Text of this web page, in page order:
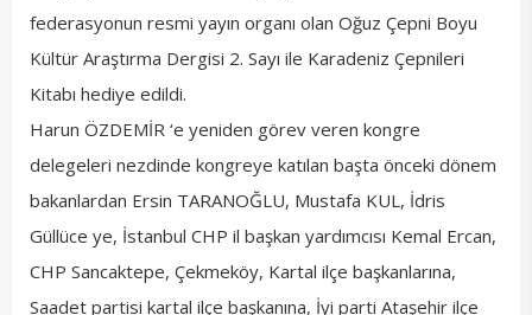
federasyonun resmi yayın organı olan Oğuz Çepni Boyu
Kültür Araştırma Dergisi 2. Sayı ile Karadeniz Çepnileri
Kitabı hediye edildi.
Harun ÖZDEMİR ‘e yeniden görev veren kongre
delegeleri nezdinde kongreye katılan başta önceki dönem
bakanlardan Ersin TARANOĞLU, Mustafa KUL, İdris
Güllüce ye, İstanbul CHP il başkan yardımcısı Kemal Ercan,
CHP Sancaktepe, Çekmeköy, Kartal ilçe başkanlarına,
Saadet partisi kartal ilçe başkanına, İyi parti Ataşehir ilçe